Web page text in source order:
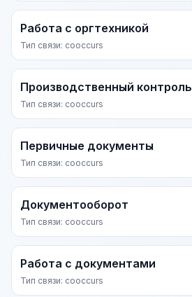
Работа с оргтехникой
Тип связи: cooccurs
Производственный контроль
Тип связи: cooccurs
Первичные документы
Тип связи: cooccurs
Документооборот
Тип связи: cooccurs
Работа с документами
Тип связи: cooccurs